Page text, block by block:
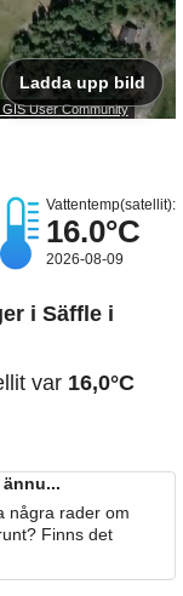
User Community
Ladda upp bild
Vattentemp(satellit):
16.0°C
2026-08-09
i Säffle i
var 16,0°C
några rader om
Finns det